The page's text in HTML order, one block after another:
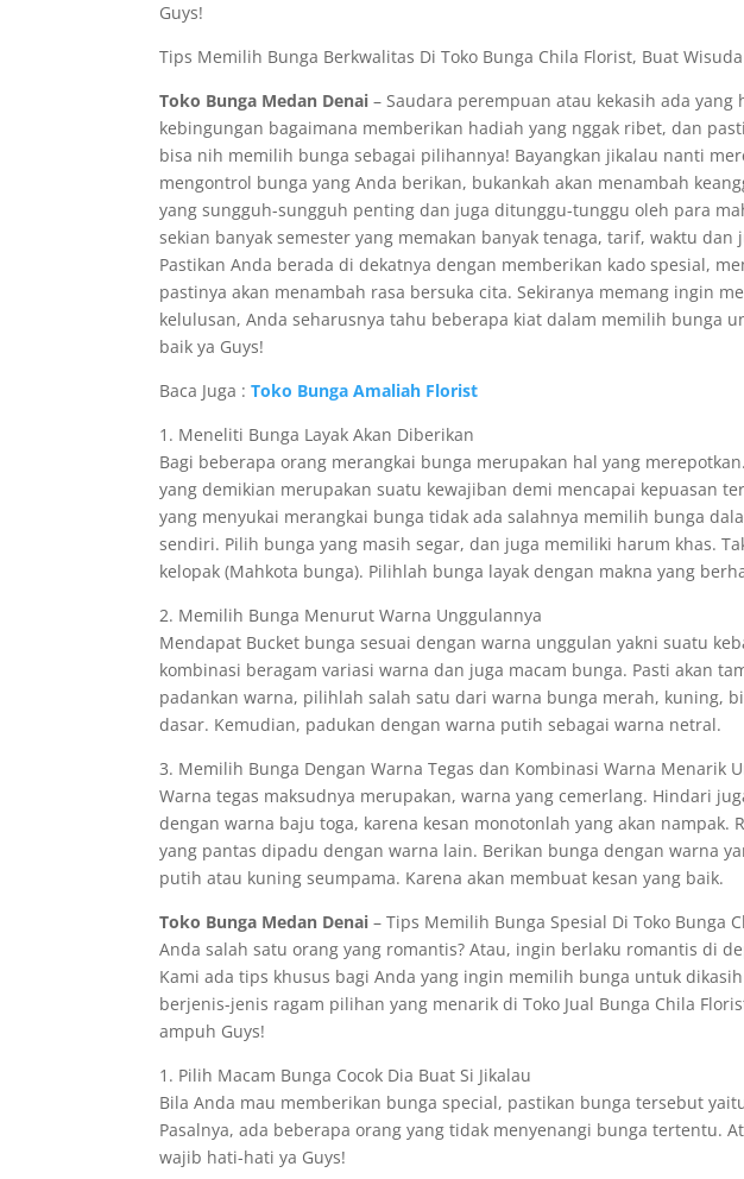
Guys!
Tips Memilih Bunga Berkwalitas Di Toko Bunga Chila Florist, Buat
Toko Bunga Medan Denai – Saudara perempuan atau kekasih ada
kebingungan bagaimana memberikan hadiah yang nggak ribet, dan
bisa nih memilih bunga sebagai pilihannya! Bayangkan jikalau nanti
mengontrol bunga yang Anda berikan, bukankah akan menambah
yang sungguh-sungguh penting dan juga ditunggu-tunggu oleh para
sekian banyak semester yang memakan banyak tenaga, tarif, waktu
Pastikan Anda berada di dekatnya dengan memberikan kado spesial,
pastinya akan menambah rasa bersuka cita. Sekiranya memang ingin
kelulusan, Anda seharusnya tahu beberapa kiat dalam memilih bunga
baik ya Guys!
Baca Juga :Toko Bunga Amaliah Florist
1. Meneliti Bunga Layak Akan Diberikan
Bagi beberapa orang merangkai bunga merupakan hal yang
yang demikian merupakan suatu kewajiban demi mencapai kepuasan
yang menyukai merangkai bunga tidak ada salahnya memilih bunga
sendiri. Pilih bunga yang masih segar, dan juga memiliki harum khas.
kelopak (Mahkota bunga). Pilihlah bunga layak dengan makna yang
2. Memilih Bunga Menurut Warna Unggulannya
Mendapat Bucket bunga sesuai dengan warna unggulan yakni suatu
kombinasi beragam variasi warna dan juga macam bunga. Pasti akan
padankan warna, pilihlah salah satu dari warna bunga merah, kuning,
dasar. Kemudian, padukan dengan warna putih sebagai warna netral.
3. Memilih Bunga Dengan Warna Tegas dan Kombinasi Warna Menarik
Warna tegas maksudnya merupakan, warna yang cemerlang. Hindari
dengan warna baju toga, karena kesan monotonlah yang akan nampak.
yang pantas dipadu dengan warna lain. Berikan bunga dengan warna
putih atau kuning seumpama. Karena akan membuat kesan yang baik.
Toko Bunga Medan Denai – Tips Memilih Bunga Spesial Di Toko Bunga
Anda salah satu orang yang romantis? Atau, ingin berlaku romantis di
Kami ada tips khusus bagi Anda yang ingin memilih bunga untuk
berjenis-jenis ragam pilihan yang menarik di Toko Jual Bunga Chila
ampuh Guys!
1. Pilih Macam Bunga Cocok Dia Buat Si Jikalau
Bila Anda mau memberikan bunga special, pastikan bunga tersebut
Pasalnya, ada beberapa orang yang tidak menyenangi bunga tertentu.
wajib hati-hati ya Guys!